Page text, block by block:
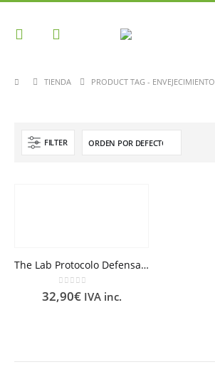
TIENDA PRODUCT TAG - ENVEJECIMIENTO
FILTER
The Lab Protocolo Defensa Avanzada SPF50+ 50 ml
0out of 5
32,90€ IVA inc.